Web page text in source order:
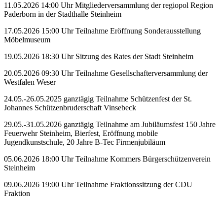
11.05.2026 14:00 Uhr Mitgliederversammlung der regiopol Region
Paderborn in der Stadthalle Steinheim
17.05.2026 15:00 Uhr Teilnahme Eröffnung Sonderausstellung
Möbelmuseum
19.05.2026 18:30 Uhr Sitzung des Rates der Stadt Steinheim
20.05.2026 09:30 Uhr Teilnahme Gesellschafterversammlung der
Westfalen Weser
24.05.-26.05.2025 ganztägig Teilnahme Schützenfest der St.
Johannes Schützenbruderschaft Vinsebeck
29.05.-31.05.2026 ganztägig Teilnahme am Jubiläumsfest 150 Jahre
Feuerwehr Steinheim, Bierfest, Eröffnung mobile
Jugendkunstschule, 20 Jahre B-Tec Firmenjubiläum
05.06.2026 18:00 Uhr Teilnahme Kommers Bürgerschützenverein
Steinheim
09.06.2026 19:00 Uhr Teilnahme Fraktionssitzung der CDU
Fraktion